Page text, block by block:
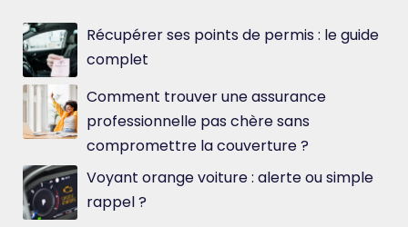
Récupérer ses points de permis : le guide
complet
Comment trouver une assurance
professionnelle pas chère sans
compromettre la couverture ?
Voyant orange voiture : alerte ou simple
rappel ?